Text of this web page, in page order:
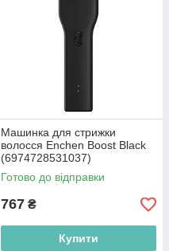
Машинка для стрижки
волосся Enchen Boost Black
(6974728531037)
Готово до відправки
767 ₴
Купити